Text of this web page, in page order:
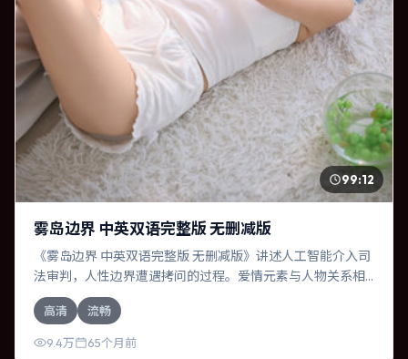
99:12
雾岛边界 中英双语完整版 无删减版
《雾岛边界 中英双语完整版 无删减版》讲述人工智能介入司
法审判，人性边界遭遇拷问的过程。爱情元素与人物关系相
互咬合，周迅、汤唯的对手戏尤为出彩。导演王家卫善于在
长镜头中积蓄张力，本片亦在意大利实地取景，增强真实质
感。
高清 流畅
9.4万 65个月前